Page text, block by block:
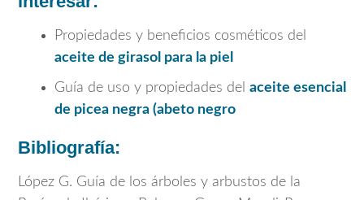
Propiedades y beneficios cosméticos del
aceite de girasol para la piel
Guía de uso y propiedades del aceite esencial
de picea negra (abeto negro
Bibliografía:
López G. Guía de los árboles y arbustos de la